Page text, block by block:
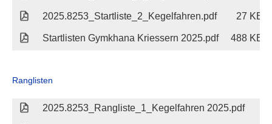
2025.8253_Startliste_2_Kegelfahren.pdf 27 KB
Startlisten Gymkhana Kriessern 2025.pdf 488 KB
Ranglisten
2025.8253_Rangliste_1_Kegelfahren 2025.pdf